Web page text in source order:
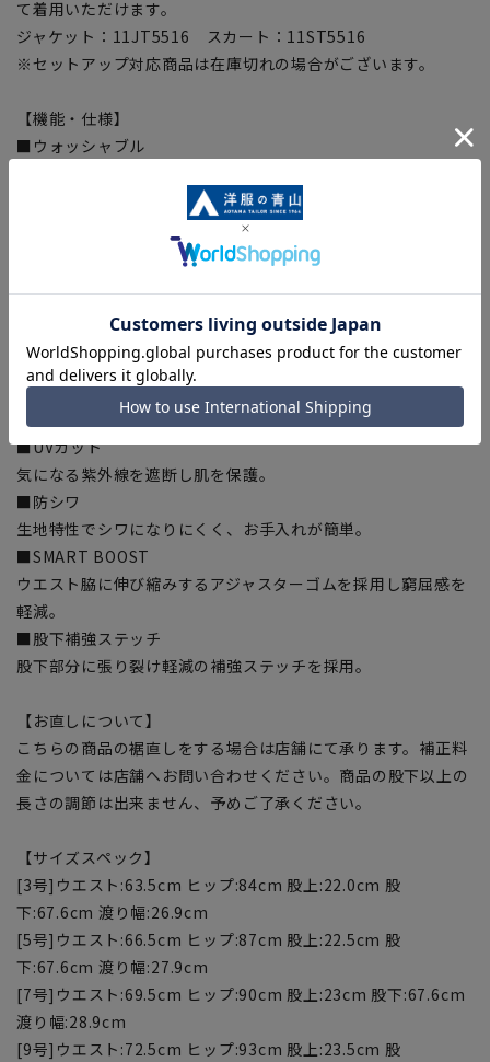
て着用いただけます。
ジャケット：11JT5516 スカート：11ST5516
※セットアップ対応商品は在庫切れの場合がございます。
【機能・仕様】
■ウォッシャブル
機またはシャワークリーンの2通りの洗濯可。
一般的なスーツ用織物生地は、1WAYストレッチ生地でヨコ約
なストレッチ性と回復力です。
■ストレッチ裏地
スーパーストレッチ企画において初めてパンツ裏にストレッチ
裏地を使用、表地に追随した圧倒的伸度!
■UVカット
気になる紫外線を遮断し肌を保護。
■防シワ
生地特性でシワになりにくく、お手入れが簡単。
■SMART BOOST
ウエスト脇に伸び縮みするアジャスターゴムを採用し窮屈感を
軽減。
■股下補強ステッチ
股下部分に張り裂け軽減の補強ステッチを採用。
【お直しについて】
こちらの商品の裾直しをする場合は店舗にて承ります。補正料
金については店舗へお問い合わせください。商品の股下以上の
長さの調節は出来ません、予めご了承ください。
【サイズスペック】
[3号]ウエスト:63.5cm ヒップ:84cm 股上:22.0cm 股
下:67.6cm 渡り幅:26.9cm
[5号]ウエスト:66.5cm ヒップ:87cm 股上:22.5cm 股
下:67.6cm 渡り幅:27.9cm
[7号]ウエスト:69.5cm ヒップ:90cm 股上:23cm 股下:67.6cm
渡り幅:28.9cm
[9号]ウエスト:72.5cm ヒップ:93cm 股上:23.5cm 股